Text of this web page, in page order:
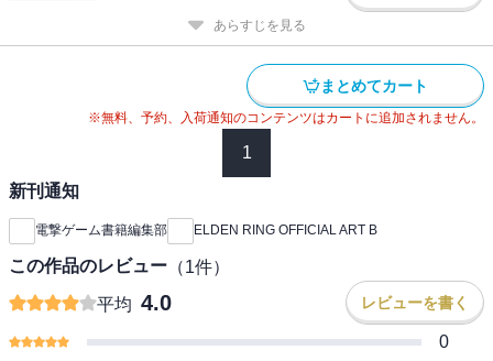
あらすじを見る
まとめてカート
※無料、予約、入荷通知のコンテンツはカートに追加されません。
1
新刊通知
電撃ゲーム書籍編集部 ELDEN RING OFFICIAL ART B
この作品のレビュー （1件）
平均 4.0 レビューを書く
0